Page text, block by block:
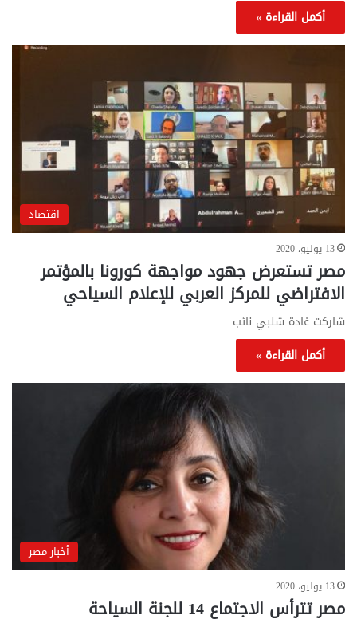
أكمل القراءة »
اقتصاد
13 يوليو، 2020
مصر تستعرض جهود مواجهة كورونا بالمؤتمر
الافتراضي للمركز العربي للإعلام السياحي
شاركت غادة شلبي نائب
أكمل القراءة »
أخبار مصر
13 يوليو، 2020
مصر تترأس الاجتماع 14 للجنة السياحة